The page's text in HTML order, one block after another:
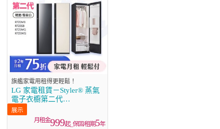
旗艦家電用租得更輕鬆！
LG 家電租賃－Styler® 蒸氣
電子衣櫥第二代
(R723MB/R723SB/R723MG
R723WG)
999起_保固/租期5年